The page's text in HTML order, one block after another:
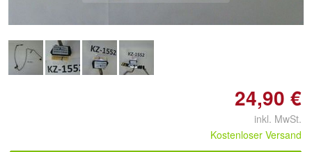
24,90 €
inkl. MwSt.
Kostenloser Versand